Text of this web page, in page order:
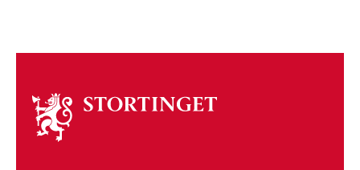
Om
stortinget